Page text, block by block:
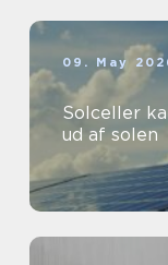
09. May
Solceller kalundborg
ud af solen